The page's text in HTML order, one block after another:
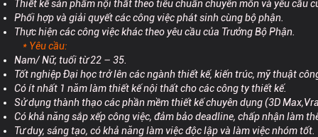
Thiết kế sản phẩm nội thất theo tiêu chuẩn chuyên môn và yêu cầu
Phối hợp và giải quyết các công việc phát sinh cùng bộ phận.
Thực hiện các công việc khác theo yêu cầu của Trưởng Bộ Phận.
* Yêu cầu:
Nam/ Nữ, tuổi từ 22 – 35.
Tốt nghiệp Đại học trở lên các ngành thiết kế, kiến trúc, mỹ thuật
Có ít nhất 1 năm làm thiết kế nội thất cho các công ty thiết kế.
Sử dụng thành thạo các phần mềm thiết kế chuyên dụng (3D
Có khả năng sắp xếp công việc, đảm bảo deadline, chấp nhận làm
Tư duy, sáng tạo, có khả năng làm việc độc lập và làm việc nhóm tốt.